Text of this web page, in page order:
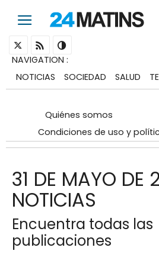
NAVIGATION :
NOTICIAS
SOCIEDAD SALUD
Quiénes somos
Condiciones de uso y
31 DE MAYO DE
NOTICIAS
Encuentra todas las
publicaciones